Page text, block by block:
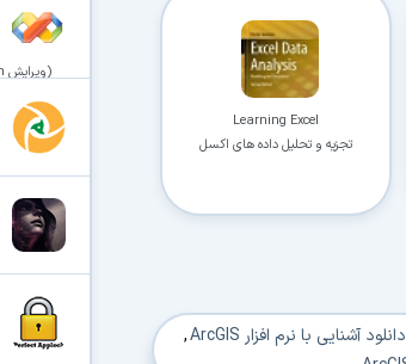
Learning Excel
تجزیه و تحلیل داده های اکسل
دانلود آشنایی با نرم افزار ArcGIS
,
(ویرایش Team)